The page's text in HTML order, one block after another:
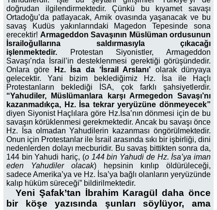
doğrudan ilgilendirmektedir. Çünkü bu kıyamet savaşı
Ortadoğu’da patlayacak, Amik ovasında yaşanacak ve bu
savaş Kudüs yakınlarındaki Magedon Tepesinde sona
erecektir! Armageddon Savaşının Müslüman ordusunun
İsrailoğullarına saldırmasıyla çıkacağı
işlenmektedir.
Protestan Siyonistler, Armageddon
Savaşı’nda İsrail’in desteklenmesi gerektiği görüşündedir.
Onlara göre
Hz. İsa da ‘İsrail Arslanı’ olarak dünyaya
gelecektir. Yani bizim beklediğimiz Hz. İsa ile Haçlı
Protestanların beklediği İSA, çok farklı şahsiyetlerdir.
“Yahudiler, Müslümanlara karşı Armegedon Savaşı’nı
kazanmadıkça, Hz. İsa tekrar yeryüzüne dönmeyecek”
diyen Siyonist Haçlılara göre Hz.İsa’nın dönmesi için de bu
savaşın körüklenmesi gerekmektedir. Ancak bu savaşı önce
Hz. İsa olmadan Yahudilerin kazanması öngörülmektedir.
Onun için Protestanlar ile İsrail arasında sıkı bir işbirliği, dini
nedenlerden dolayı mecburidir. Bu savaş bittikten sonra da,
144 bin Yahudi hariç, (o 144 bin Yahudi de Hz. İsa’ya iman
eden Yahudiler olacak) hepsinin kırılıp öldürüleceği,
sadece Amerika’ya ve Hz. İsa’ya bağlı olanların yeryüzünde
kalıp hüküm süreceği” bildirilmektedir.
Yeni Şafak’tan İbrahim Karagül daha önce
bir köşe yazısında şunları söylüyor, ama